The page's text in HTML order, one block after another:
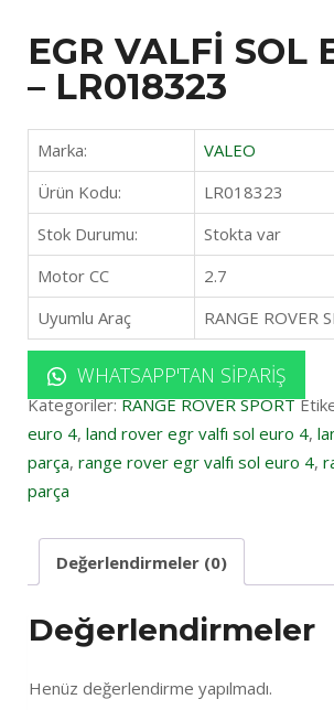
EGR VALFİ SOL
– LR018323
Marka:
VALEO
Ürün Kodu:
LR018323
Stok Durumu:
Stokta var
Motor CC
2.7
Uyumlu Araç
RANGE ROVER
WHATSAPP'TAN SIPARIŞ
Kategoriler:RANGE ROVER SPORT
euro 4, land rover egr valfı sol euro 4,
parça, range rover egr valfı sol euro 4,
parça
Değerlendirmeler (0)
Değerlendirmeler
Henüz değerlendirme yapılmadı.